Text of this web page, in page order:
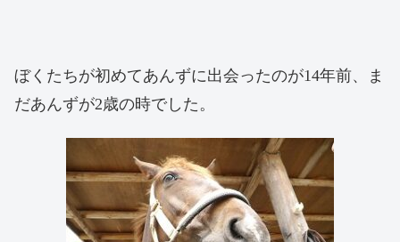
ぼくたちが初めてあんずに出会ったのが14年前、ま
だあんずが2歳の時でした。